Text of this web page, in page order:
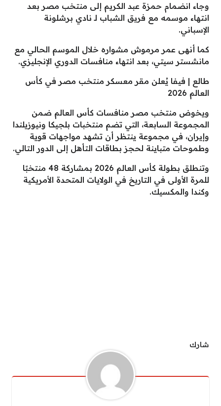
وجاء انضمام حمزة عبد الكريم إلى منتخب مصر بعد
انتهاء موسمه مع فريق الشباب لـ نادي برشلونة
الإسباني.
كما أنهى عمر مرموش مشواره خلال الموسم الحالي مع
مانشستر سيتي، بعد انتهاء منافسات الدوري الإنجليزي.
طالع | فيفا يُعلن مقر معسكر منتخب مصر في كأس
العالم 2026
ويخوض منتخب مصر منافسات كأس العالم ضمن
المجموعة السابعة، التي تضم منتخبات بلجيكا ونيوزيلندا
وإيران، في مجموعة ينتظر أن تشهد مواجهات قوية
وطموحات متباينة لحجز بطاقات التأهل إلى الدور التالي.
وتنطلق بطولة كأس العالم 2026 بمشاركة 48 منتخبًا
للمرة الأولى في التاريخ في الولايات المتحدة الأمريكية
وكندا والمكسيك.
شارك